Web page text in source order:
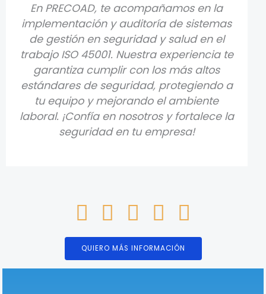
En PRECOAD, te acompañamos en la
implementación y auditoría de sistemas
de gestión en seguridad y salud en el
trabajo ISO 45001. Nuestra experiencia te
garantiza cumplir con los más altos
estándares de seguridad, protegiendo a
tu equipo y mejorando el ambiente
laboral. ¡Confía en nosotros y fortalece la
seguridad en tu empresa!
QUIERO MÁS INFORMACIÓN